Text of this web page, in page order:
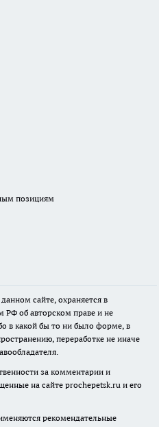
позициям
сайте, охраняется в
РФ об авторском праве и не
в какой бы то ни было форме, в
переработке не иначе
за комментарии и
на сайте prochepetsk.ru и его
рекомендательные